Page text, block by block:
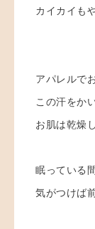
カイカイも
アパレルで
この汗をか
お肌は乾燥
眠っている
気がつけば